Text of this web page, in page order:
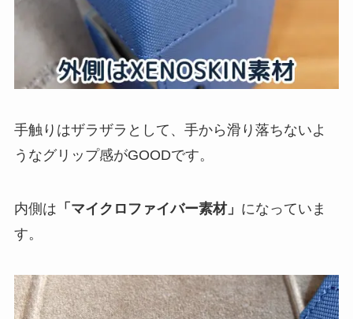
手触りはザラザラとして、手から滑り落ちないよ
うなグリップ感がGOODです。
内側は 「マイクロファイバー素材」 になっていま
す。